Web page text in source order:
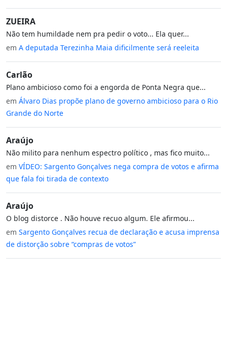
ZUEIRA
Não tem humildade nem pra pedir o voto... Ela quer...
em A deputada Terezinha Maia dificilmente será reeleita
Carlão
Plano ambicioso como foi a engorda de Ponta Negra que...
em Álvaro Dias propõe plano de governo ambicioso para o Rio
Grande do Norte
Araújo
Não milito para nenhum espectro político , mas fico muito...
em VÍDEO: Sargento Gonçalves nega compra de votos e afirma
que fala foi tirada de contexto
Araújo
O blog distorce . Não houve recuo algum. Ele afirmou...
em Sargento Gonçalves recua de declaração e acusa imprensa
de distorção sobre “compras de votos”